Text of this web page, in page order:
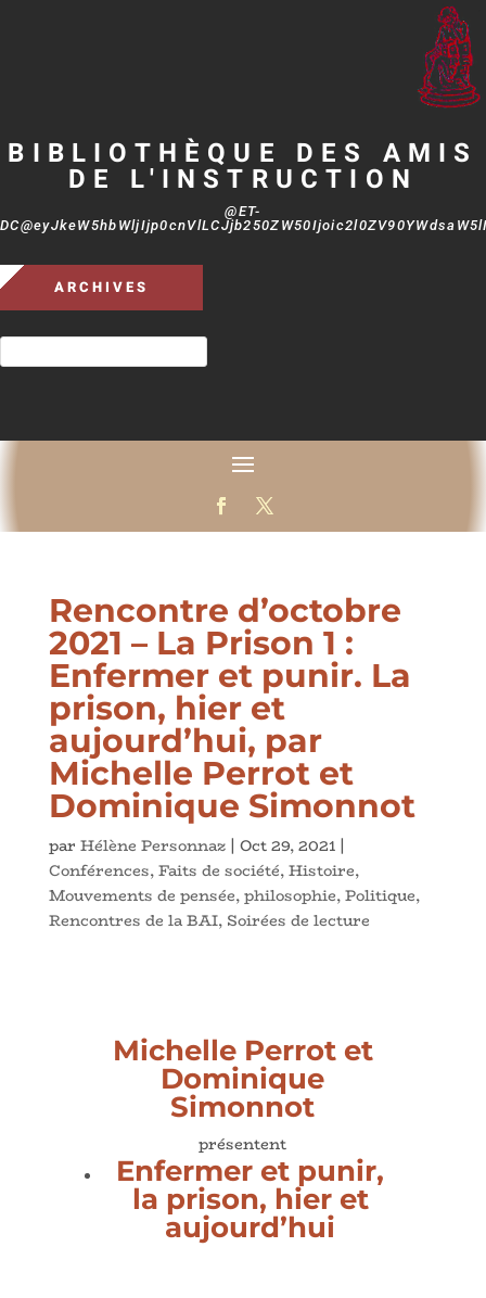
BIBLIOTHÈQUE DES AMIS
DE L'INSTRUCTION
@ET-
ARCHIVES
Rencontre d’octobre
2021 – La Prison 1 :
Enfermer et punir. La
prison, hier et
aujourd’hui, par
Michelle Perrot et
Dominique Simonnot
par Hélène Personnaz| Oct 29, 2021|
Conférences,Faits de société,Histoire,
Mouvements de pensée,philosophie,Politique,
Rencontres de la BAI, Soirées de lecture
Michelle Perrot et
Dominique
Simonnot
présentent
Enfermer et punir,
la prison, hier et
aujourd’hui